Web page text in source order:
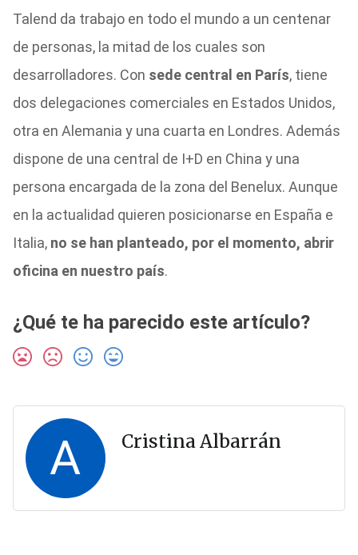
Talend da trabajo en todo el mundo a un centenar
de personas, la mitad de los cuales son
desarrolladores. Con sede central en París, tiene
dos delegaciones comerciales en Estados Unidos,
otra en Alemania y una cuarta en Londres. Además
dispone de una central de I+D en China y una
persona encargada de la zona del Benelux. Aunque
en la actualidad quieren posicionarse en España e
Italia, no se han planteado, por el momento, abrir
oficina en nuestro país.
¿Qué te ha parecido este artículo?
A Cristina Albarrán